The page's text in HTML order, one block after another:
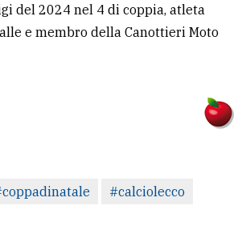
del 2024 nel 4 di coppia, atleta
e membro della Canottieri Moto
#calciolecco